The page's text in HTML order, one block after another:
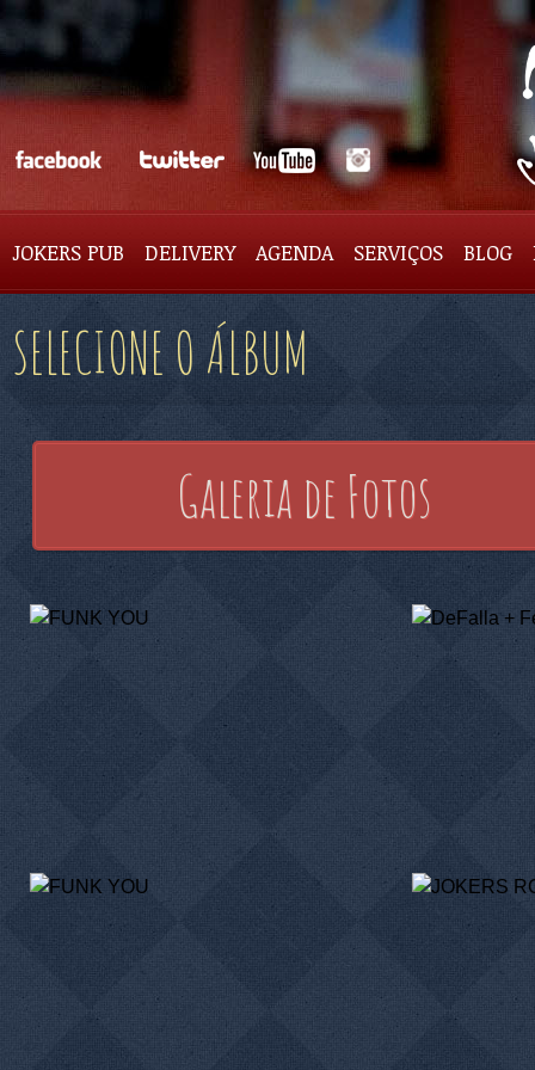
JOKERS PUB DELIVERY AGENDA SERVIÇOS BLOG
SELECIONE O ÁLBUM
Galeria de Fotos
FUNK YOU
18/05/13